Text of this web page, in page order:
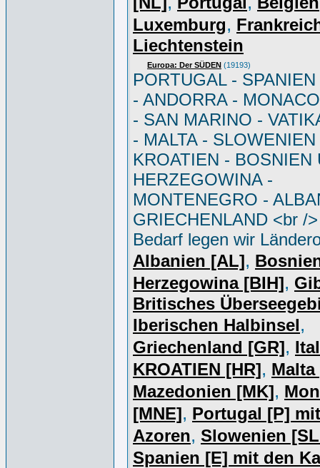
Luxemburg,
Liechtenstein
Europa: Der SÜDEN (19193)
PORTUGAL -
- ANDORRA -
- SAN MARINO -
- MALTA - SLOWENIEN
KROATIEN - BOSNIEN
HERZEGOWINA -
MONTENEGRO -
GRIECHENLAND <br /
Bedarf legen wir
Albanien [AL],
Herzegowina [BIH],
Britisches
Iberischen Halbinsel,
Griechenland [GR],
KROATIEN [HR], Malta
Mazedonien [MK],
[MNE], Portugal [P]
Azoren, Slowenien
Spanien [E] mit den